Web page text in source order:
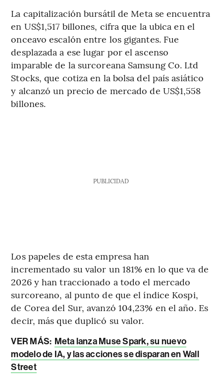
La capitalización bursátil de Meta se encuentra
en US$1,517 billones, cifra que la ubica en el
onceavo escalón entre los gigantes. Fue
desplazada a ese lugar por el ascenso
imparable de la surcoreana Samsung Co. Ltd
Stocks, que cotiza en la bolsa del país asiático
y alcanzó un precio de mercado de US$1,558
billones.
PUBLICIDAD
Los papeles de esta empresa han
incrementado su valor un 181% en lo que va de
2026 y han traccionado a todo el mercado
surcoreano, al punto de que el índice Kospi,
de Corea del Sur, avanzó 104,23% en el año. Es
decir, más que duplicó su valor.
VER MÁS: Meta lanza Muse Spark, su nuevo
modelo de IA, y las acciones se disparan en Wall
Street